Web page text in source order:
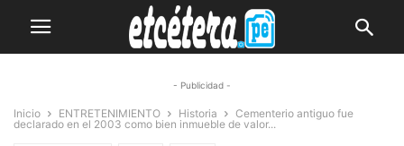
- Publicidad -
Inicio ENTRETENIMIENTO Historia
Cementerio antiguo fue
declarado en el 2003 como bien inmueble de valor...